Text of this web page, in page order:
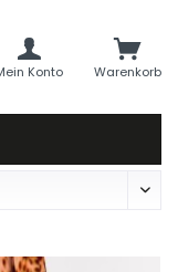
Warenkorb
Konto